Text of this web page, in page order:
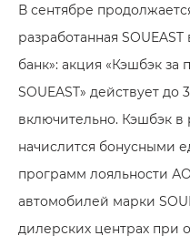
В сентябре
разработанная
банк»: акция «Кэшбэк за
SOUEAST» действует до
включительно. Кэшбэк в
начислится бонусными
программ лояльности
автомобилей марки
дилерских центрах при